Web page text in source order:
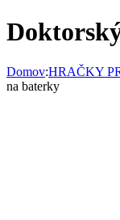
Domov:HRAČKY
na baterky